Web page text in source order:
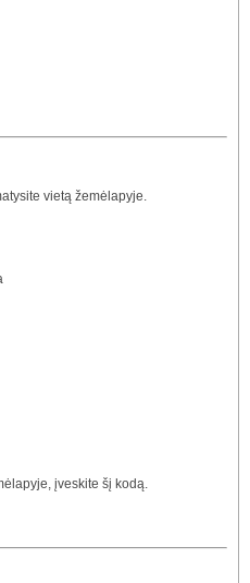
vietą žemėlapyje.
įveskite šį kodą.